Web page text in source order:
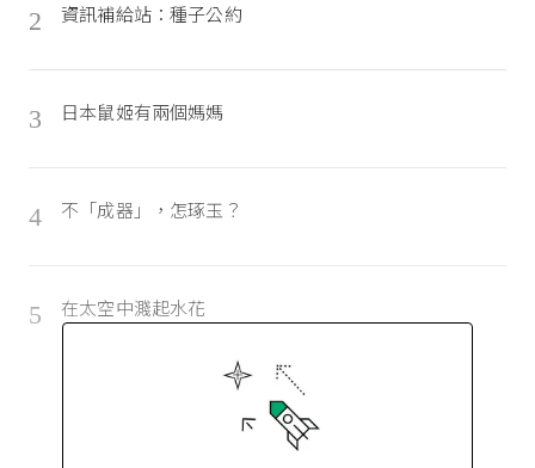
2 資訊補給站：種子公約
3 日本鼠姬有兩個媽媽
4 不「成器」，怎琢玉？
5 在太空中濺起水花